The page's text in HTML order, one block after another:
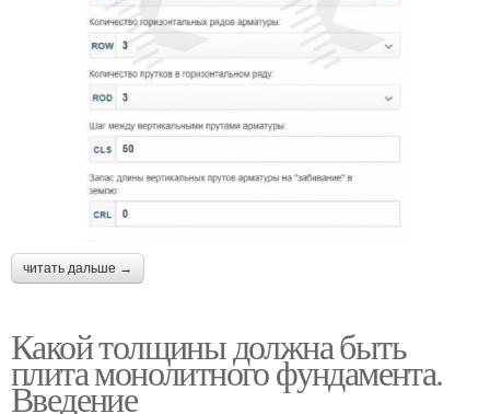
читать дальше →
Какой толщины должна быть
плита монолитного фундамента.
Введение